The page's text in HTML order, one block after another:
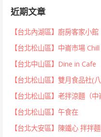
近期文章
【台北內湖區】廚房客家小館
【台北松山區】中崙市場
【台北中山區】Dine in Cafe
【台北松山區】雙月食品社(
【台北松山區】老拌涼麵（
【台北松山區】午食在
【台北大安區】陳鐵心 拌拌